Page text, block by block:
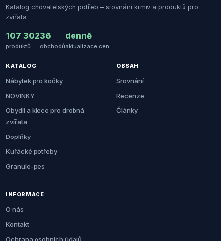
Katalog chovatelských potřeb – srovnání krmiv a produktů pro
zvířata
107 302
produktů
36
obchodů
denně
aktualizace cen
KATALOG
Nábytek pro kočky
NOVINKY
Obydlí a klece pro drobná
zvířata
Doplňky
Kuřácké potřeby
Granule-pes
OBSAH
Srovnání
Recenze
Články
INFORMACE
O nás
Kontakt
Ochrana osobních údajů